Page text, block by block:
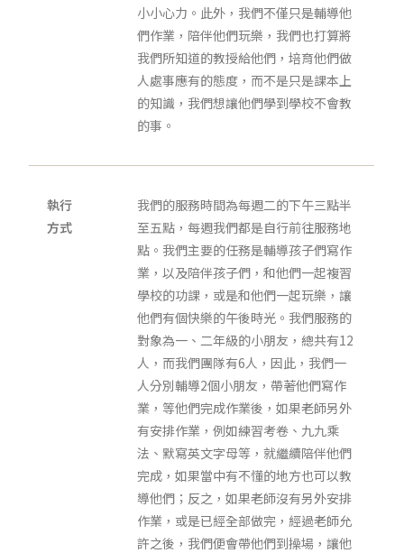
小小心力。此外，我們不僅只是輔導他
們作業，陪伴他們玩樂，我們也打算將
我們所知道的教授給他們，培育他們做
人處事應有的態度，而不是只是課本上
的知識，我們想讓他們學到學校不會教
的事。
執行
方式
我們的服務時間為每週二的下午三點半
至五點，每週我們都是自行前往服務地
點。我們主要的任務是輔導孩子們寫作
業，以及陪伴孩子們，和他們一起複習
學校的功課，或是和他們一起玩樂，讓
他們有個快樂的午後時光。我們服務的
對象為一、二年級的小朋友，總共有12
人，而我們團隊有6人，因此，我們一
人分別輔導2個小朋友，帶著他們寫作
業，等他們完成作業後，如果老師另外
有安排作業，例如練習考卷、九九乘
法、默寫英文字母等，就繼續陪伴他們
完成，如果當中有不懂的地方也可以教
導他們；反之，如果老師沒有另外安排
作業，或是已經全部做完，經過老師允
許之後，我們便會帶他們到操場，讓他